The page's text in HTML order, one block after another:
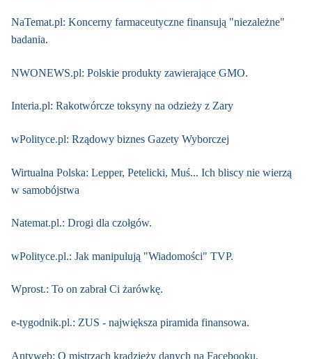
NaTemat.pl: Koncerny farmaceutyczne finansują "niezależne"
badania.
NWONEWS.pl: Polskie produkty zawierające GMO.
Interia.pl: Rakotwórcze toksyny na odzieży z Zary
wPolityce.pl: Rządowy biznes Gazety Wyborczej
Wirtualna Polska: Lepper, Petelicki, Muś... Ich bliscy nie wierzą
w samobójstwa
Natemat.pl.: Drogi dla czołgów.
wPolityce.pl.: Jak manipulują "Wiadomości" TVP.
Wprost.: To on zabrał Ci żarówkę.
e-tygodnik.pl.: ZUS - największa piramida finansowa.
Antyweb: O mistrzach kradzieży danych na Facebooku.